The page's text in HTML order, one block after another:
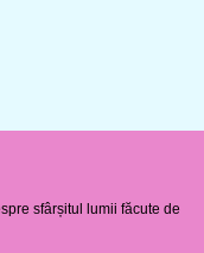
sfârșitul lumii făcute de